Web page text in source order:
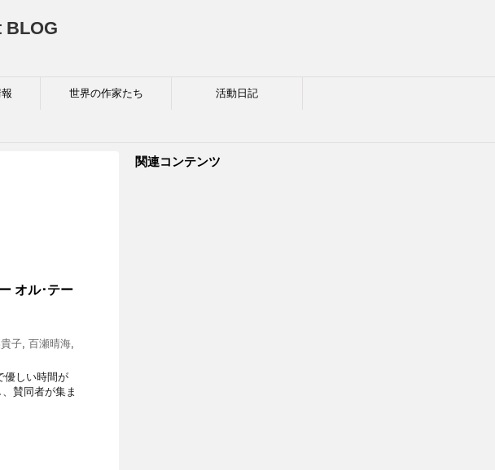
BLOG
世界の作家たち 活動日記
オル･テー
子, 百瀬晴海,
優しい時間が
賛同者が集ま
関連コンテンツ